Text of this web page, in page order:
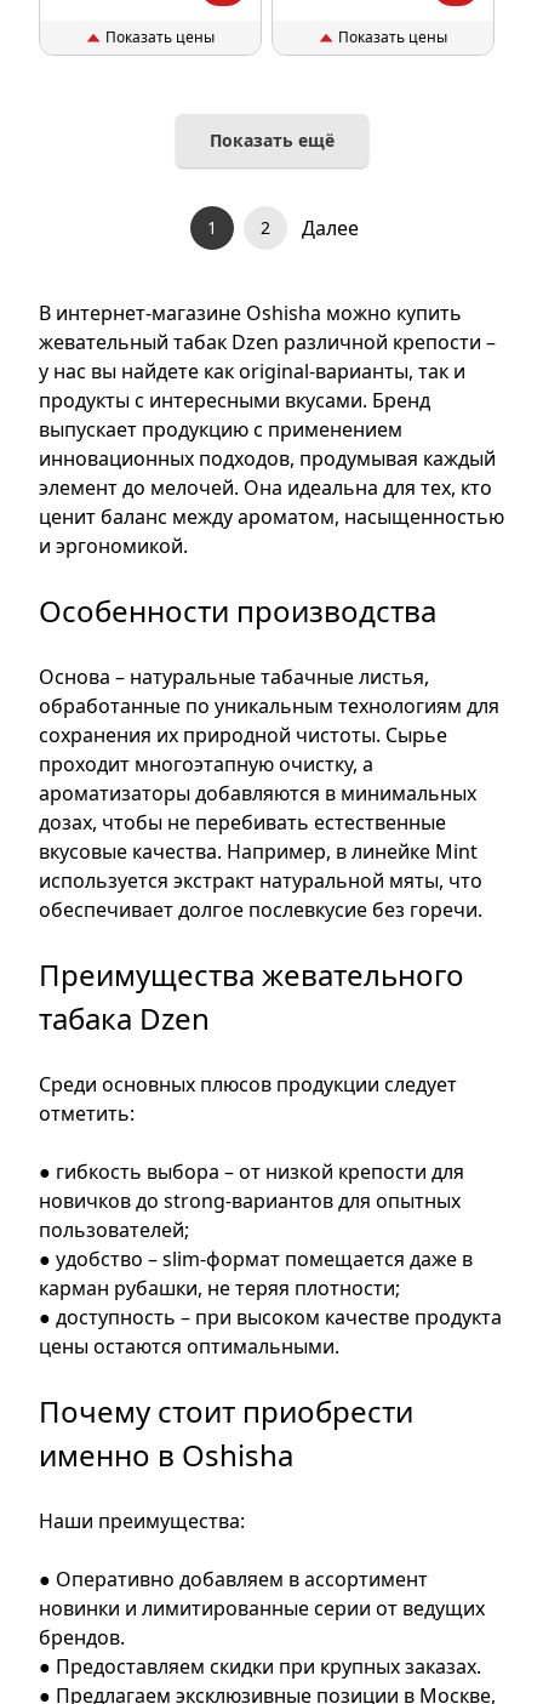
Показать цены Показать цены
Показать ещё
1 2 Далее
В интернет-магазине Oshisha можно купить
жевательный табак Dzen различной крепости –
у нас вы найдете как original-варианты, так и
продукты с интересными вкусами. Бренд
выпускает продукцию с применением
инновационных подходов, продумывая каждый
элемент до мелочей. Она идеальна для тех, кто
ценит баланс между ароматом, насыщенностью
и эргономикой.
Особенности производства
Основа – натуральные табачные листья,
обработанные по уникальным технологиям для
сохранения их природной чистоты. Сырье
проходит многоэтапную очистку, а
ароматизаторы добавляются в минимальных
дозах, чтобы не перебивать естественные
вкусовые качества. Например, в линейке Mint
используется экстракт натуральной мяты, что
обеспечивает долгое послевкусие без горечи.
Преимущества жевательного
табака Dzen
Среди основных плюсов продукции следует
отметить:
● гибкость выбора – от низкой крепости для
новичков до strong-вариантов для опытных
пользователей;
● удобство – slim-формат помещается даже в
карман рубашки, не теряя плотности;
● доступность – при высоком качестве продукта
цены остаются оптимальными.
Почему стоит приобрести
именно в Oshisha
Наши преимущества:
● Оперативно добавляем в ассортимент
новинки и лимитированные серии от ведущих
брендов.
● Предоставляем скидки при крупных заказах.
● Предлагаем эксклюзивные позиции в Москве,